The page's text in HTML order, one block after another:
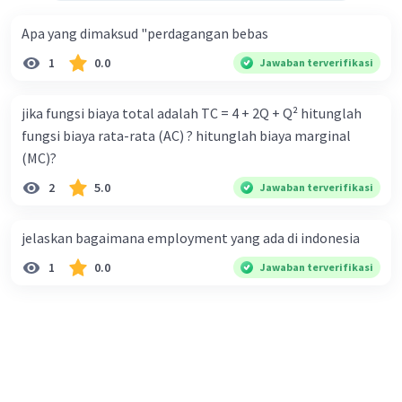
Penjelasan:
Kenaikan jumlah uang beredar
tanpa pertumbuhan yang sebanding dalam
barang dan jasa dapat menyebabkan
Gambarkan:Kurva keadaan inflasi akan
menunjukkan korelasi antara
Apa yang dimaksud "perdagangan bebas
1 0.0 Jawaban terverifikasi
jika fungsi biaya total adalah TC = 4 + 2Q + Q² hitunglah
fungsi biaya rata-rata (AC) ? hitunglah biaya marginal
(MC)?
2 5.0 Jawaban terverifikasi
jelaskan bagaimana employment yang ada di indonesia
1 0.0 Jawaban terverifikasi